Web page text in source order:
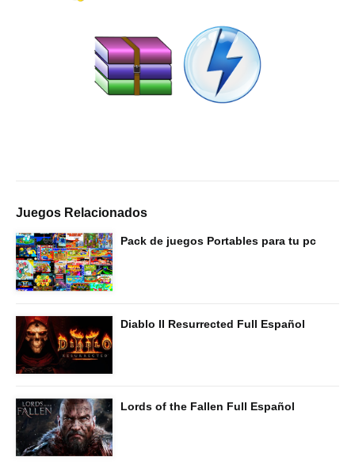
Juegos Relacionados
Pack de juegos Portables para tu pc
Diablo II Resurrected Full Español
Lords of the Fallen Full Español